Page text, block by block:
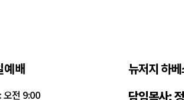
예배
: 오전 9:00
뉴저지 하
담임목사: